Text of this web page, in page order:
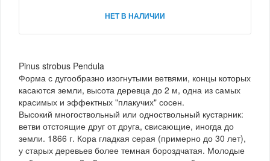
НЕТ В НАЛИЧИИ
Pinus strobus Pendula
Форма с дугообразно изогнутыми ветвями, концы которых
касаются земли, высота деревца до 2 м, одна из самых
красимых и эффектных "плакучих" сосен.
Высокий многоствольный или одноствольный кустарник:
ветви отстоящие друг от друга, свисающие, иногда до
земли. 1866 г. Кора гладкая серая (примерно до 30 лет),
у старых деревьев более темная бороздчатая. Молодые